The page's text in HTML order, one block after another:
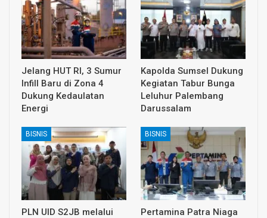
Jelang HUT RI, 3 Sumur
Infill Baru di Zona 4
Dukung Kedaulatan
Energi
Kapolda Sumsel Dukung
Kegiatan Tabur Bunga
Leluhur Palembang
Darussalam
BISNIS
PLN UID S2JB melalui
BISNIS
Pertamina Patra Niaga